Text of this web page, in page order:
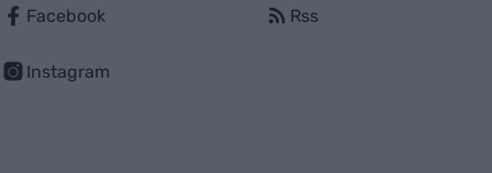
Facebook
Instagram
Rss